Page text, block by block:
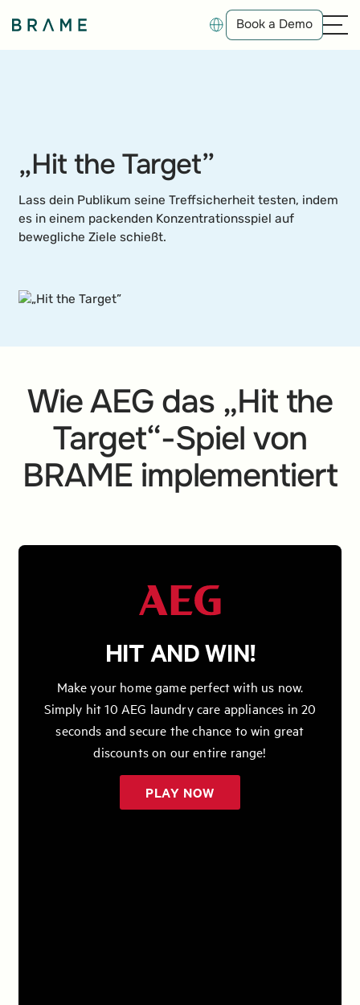
Book a Demo
Book a Demo
„Hit the Target”
Lass dein Publikum seine Treffsicherheit testen, indem
es in einem packenden Konzentrationsspiel auf
bewegliche Ziele schießt.
Wie AEG das „Hit the
Target“-Spiel von
BRAME implementiert